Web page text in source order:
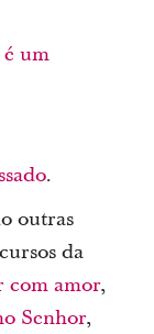
um
.
outras
da
com amor,
Senhor,